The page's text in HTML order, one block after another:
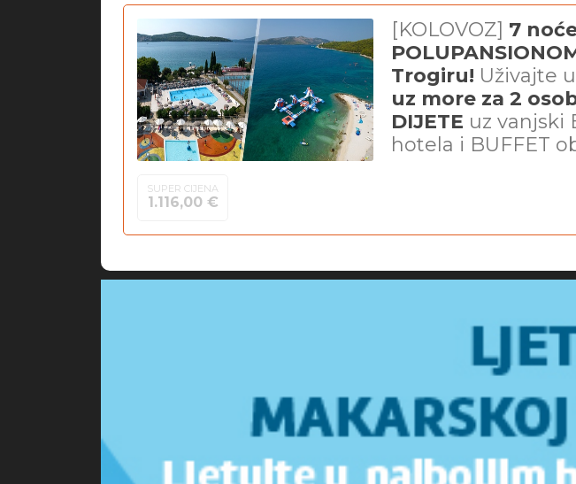
[KOLOVOZ] 7
Trogiru! Uživajte
uz more za 2
DIJETE uz vanjski
hotela i BUFFET
SUPER CIJENA
1.116,00 €